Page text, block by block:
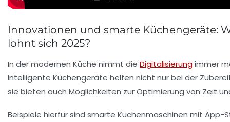
Innovationen und smarte Küchengeräte:
lohnt sich 2025?
In der modernen Küche nimmt die Digitalisierungimmer
Intelligente Küchengeräte helfen nicht nur bei der
sie bieten auch Möglichkeiten zur Optimierung von Zeit
Beispiele hierfür sind smarte Küchenmaschinen mit App-